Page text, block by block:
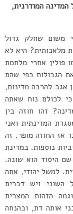
המודרנית,
משום שחלק גדול
מלאכותית? היא לא
פולין אחרי מלחמת
הגבולות כפי שהם
אגב להרבה מדינות,
לכולם נוח שאתה
זהו חוזה בין
המדינתית ואני
אז החוזה מופר. זה
נוספות. במדינת
היסוד הוא שונה.
למשל יהודי, אתה
השוני ויש דברים
הזהות המצרית
כולם בני אותה דת, ובהנחה